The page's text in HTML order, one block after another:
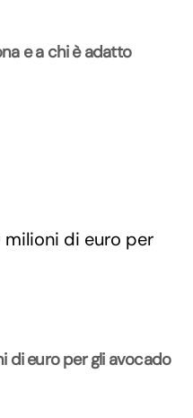
e a chi è adatto
di euro per gli avocado